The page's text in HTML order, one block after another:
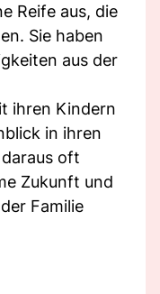
Reife aus, die
Sie haben
aus der
ihren Kindern
in ihren
oft
Zukunft und
Familie